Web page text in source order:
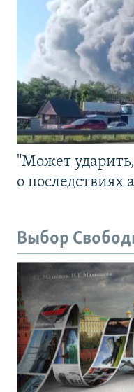
"Может
о последствиях
Выбор